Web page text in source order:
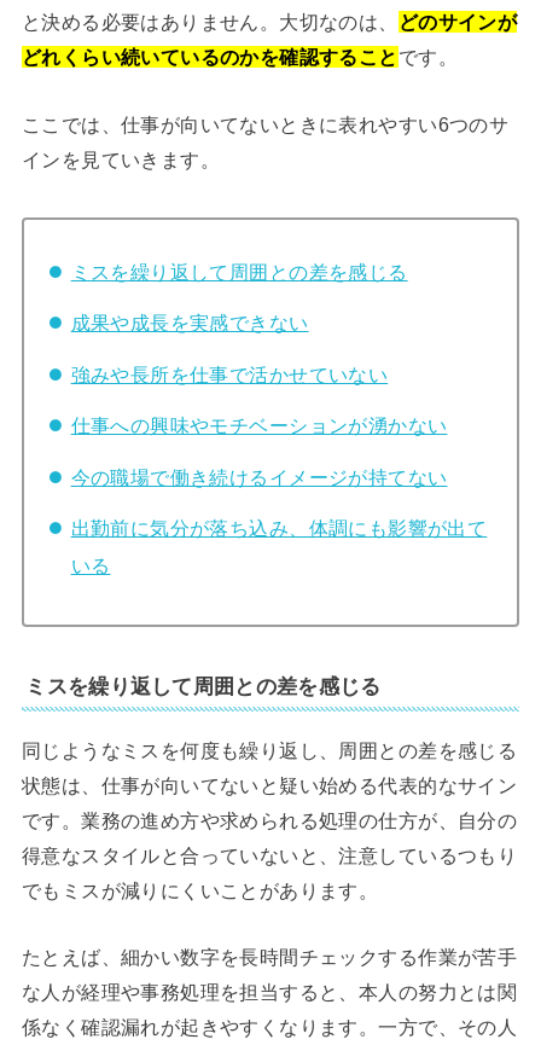
と決める必要はありません。大切なのは、
どのサインが
どれくらい続いているのかを確認すること です。
ここでは、仕事が向いてないときに表れやすい6つのサ
インを見ていきます。
ミスを繰り返して周囲との差を感じる
成果や成長を実感できない
強みや長所を仕事で活かせていない
仕事への興味やモチベーションが湧かない
今の職場で働き続けるイメージが持てない
出勤前に気分が落ち込み、体調にも影響が出て
いる
ミスを繰り返して周囲との差を感じる
同じようなミスを何度も繰り返し、周囲との差を感じる
状態は、仕事が向いてないと疑い始める代表的なサイン
です。業務の進め方や求められる処理の仕方が、自分の
得意なスタイルと合っていないと、注意しているつもり
でもミスが減りにくいことがあります。
たとえば、細かい数字を長時間チェックする作業が苦手
な人が経理や事務処理を担当すると、本人の努力とは関
係なく確認漏れが起きやすくなります。一方で、その人